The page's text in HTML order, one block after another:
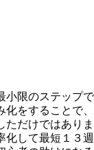
限のステップで
化をすることで
ただけではあり
して最短１３